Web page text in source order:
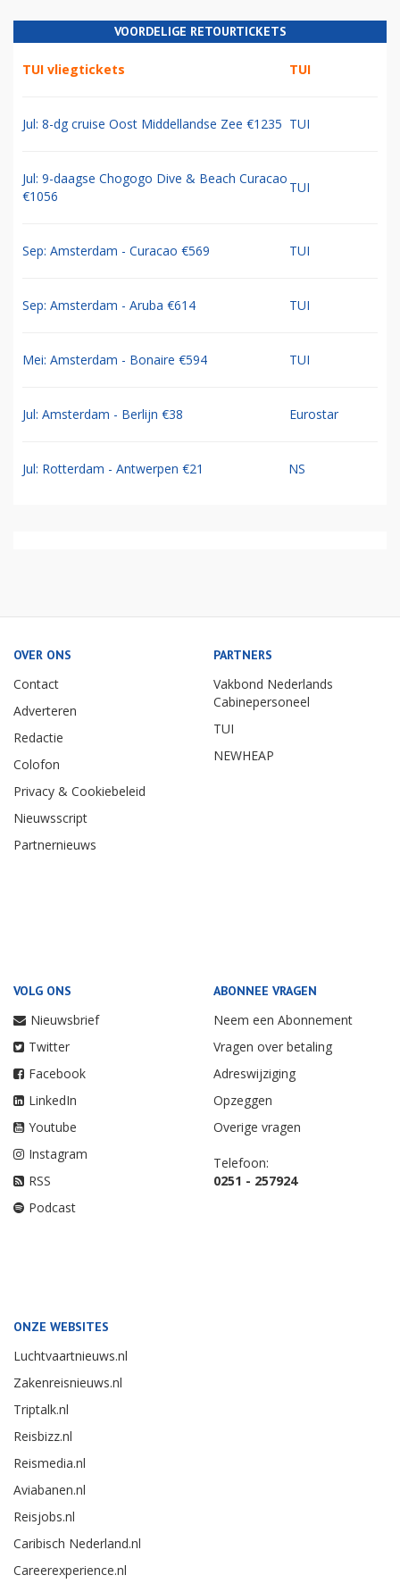
VOORDELIGE RETOURTICKETS
TUI vliegtickets TUI
Jul: 8-dg cruise Oost Middellandse Zee €1235 TUI
Jul: 9-daagse Chogogo Dive & Beach Curacao
€1056
TUI
Sep: Amsterdam - Curacao €569 TUI
Sep: Amsterdam - Aruba €614 TUI
Mei: Amsterdam - Bonaire €594 TUI
Jul: Amsterdam - Berlijn €38 Eurostar
Jul: Rotterdam - Antwerpen €21 NS
OVER ONS
Contact
Adverteren
Redactie
Colofon
Privacy & Cookiebeleid
Nieuwsscript
Partnernieuws
PARTNERS
Vakbond Nederlands
Cabinepersoneel
TUI
NEWHEAP
VOLG ONS
Nieuwsbrief
Twitter
Facebook
LinkedIn
Youtube
Instagram
RSS
Podcast
ABONNEE VRAGEN
Neem een Abonnement
Vragen over betaling
Adreswijziging
Opzeggen
Overige vragen
Telefoon:
0251 - 257924
ONZE WEBSITES
Luchtvaartnieuws.nl
Zakenreisnieuws.nl
Triptalk.nl
Reisbizz.nl
Reismedia.nl
Aviabanen.nl
Reisjobs.nl
Caribisch Nederland.nl
Careerexperience.nl